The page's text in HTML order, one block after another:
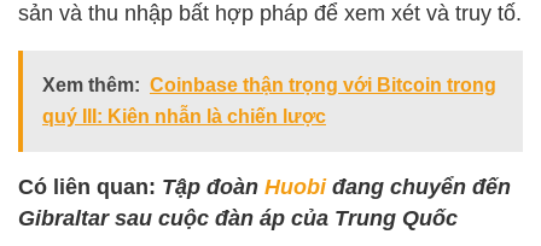
sản và thu nhập bất hợp pháp để xem xét và truy tố.
Xem thêm: Coinbase thận trọng với Bitcoin trong
quý III: Kiên nhẫn là chiến lược
Có liên quan: Tập đoàn Huobiđang chuyển đến
Gibraltar sau cuộc đàn áp của Trung Quốc